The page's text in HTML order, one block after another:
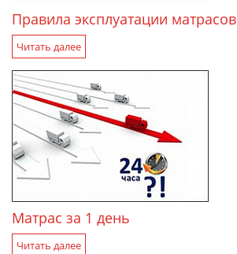
Правила эксплуатации матрасов
Читать далее
Матрас за 1 день
Читать далее